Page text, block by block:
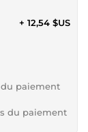
+ 12,54 $US
paiement
du paiement